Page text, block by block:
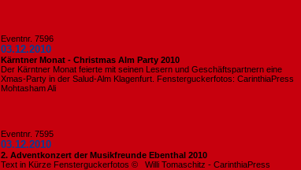
Eventnr. 7596
03.12.2010
Kärntner Monat - Christmas Alm Party 2010
Der Kärntner Monat feierte mit seinen Lesern und Geschäftspartnern eine
Xmas-Party in der Salud-Alm Klagenfurt. Fensterguckerfotos: CarinthiaPress
Mohtasham Ali
Eventnr. 7595
03.12.2010
2. Adventkonzert der Musikfreunde Ebenthal 2010
Text in Kürze Fensterguckerfotos © Willi Tomaschitz - CarinthiaPress